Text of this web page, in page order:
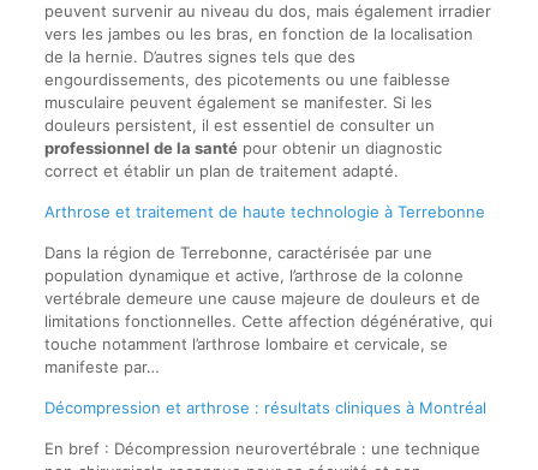
peuvent survenir au niveau du dos, mais également irradier
vers les jambes ou les bras, en fonction de la localisation
de la hernie. D’autres signes tels que des
engourdissements, des picotements ou une faiblesse
musculaire peuvent également se manifester. Si les
douleurs persistent, il est essentiel de consulter un
professionnel de la santépour obtenir un diagnostic
correct et établir un plan de traitement adapté.
Arthrose et traitement de haute technologie à Terrebonne
Dans la région de Terrebonne, caractérisée par une
population dynamique et active, l’arthrose de la colonne
vertébrale demeure une cause majeure de douleurs et de
limitations fonctionnelles. Cette affection dégénérative, qui
touche notamment l’arthrose lombaire et cervicale, se
manifeste par…
Décompression et arthrose : résultats cliniques à Montréal
En bref : Décompression neurovertébrale : une technique